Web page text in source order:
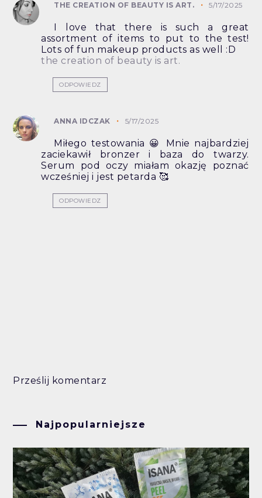
THE CREATION OF BEAUTY IS ART. 5/17/2025
I love that there is such a great
assortment of items to put to the test!
Lots of fun makeup products as well :D
the creation of beauty is art.
ODPOWIEDZ
ANNA IDCZAK 5/17/2025
Miłego testowania 😀 Mnie najbardziej
zaciekawił bronzer i baza do twarzy.
Serum pod oczy miałam okazję poznać
wcześniej i jest petarda 🥰
ODPOWIEDZ
Prześlij komentarz
Najpopularniejsze